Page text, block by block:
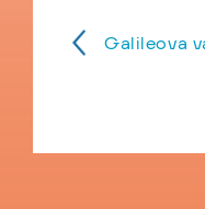
Galileova